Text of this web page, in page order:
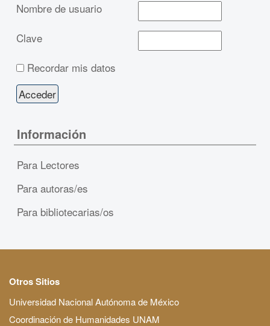
Nombre de usuario
Clave
Recordar mis datos
Información
Para Lectores
Para autoras/es
Para bibliotecarias/os
Otros Sitios
Universidad Nacional Autónoma de México
Coordinación de Humanidades UNAM